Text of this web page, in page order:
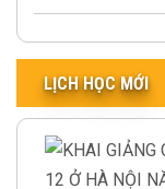
LỊCH HỌC MỚI